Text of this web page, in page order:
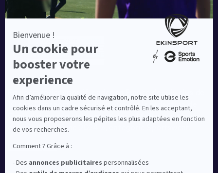
Equipementier sportif leader en France depuis plus de
10 ans, Ekinsport a été distingué par la rédaction de
Capital dans son classement des « Meilleurs sites de
commerce en ligne 2024 », catégorie Sportswear.
En savoir plus